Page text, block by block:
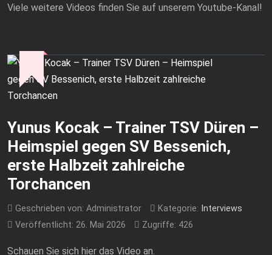
Viele weitere Videos finden Sie auf unserem Youtube-Kanal!
Yunus Kocak – Trainer TSV Düren –
Heimspiel gegen SV Bessenich,
erste Halbzeit zahlreiche
Torchancen
Geschrieben von: Administrator Kategorie: Interviews
Veröffentlicht: 26. Mai 2026
Zugriffe: 426
Schauen Sie sich hier das Video an.